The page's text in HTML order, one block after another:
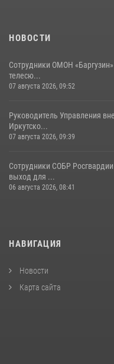
НОВОСТИ
Сотрудники ОМОН
телесю...
07 августа 2026, 09:52
Руководитель Управления
Иркутско...
07 августа 2026, 09:39
Сотрудники СОБР
выход для ...
06 августа 2026, 08:41
НАВИГАЦИЯ
Новости
Карта сайта